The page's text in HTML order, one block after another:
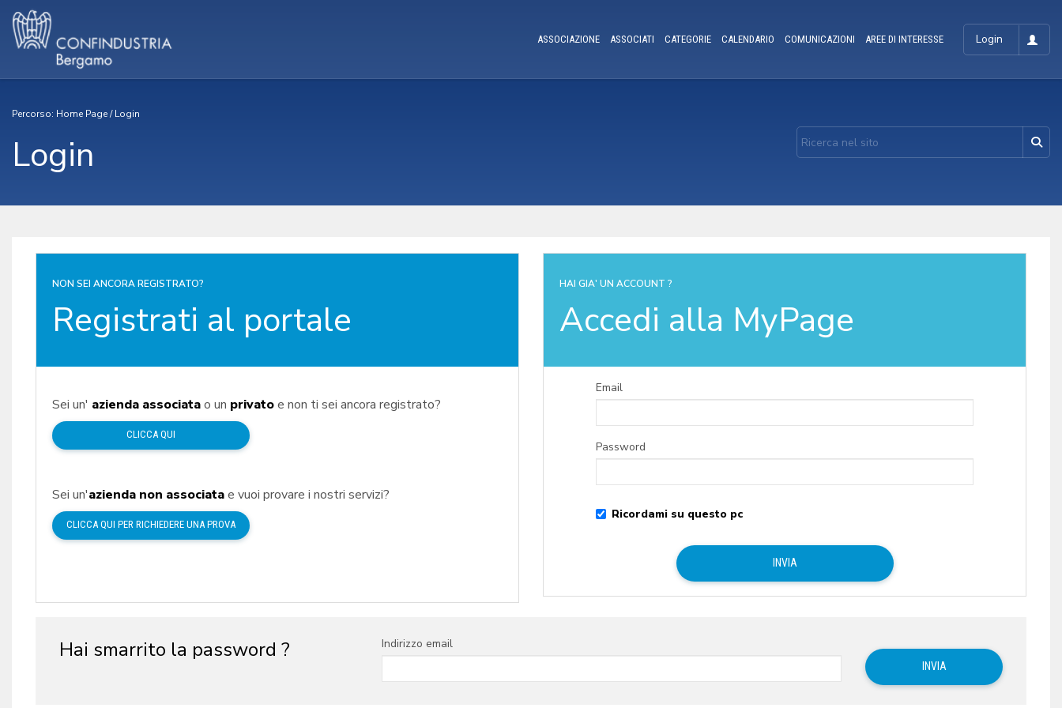
Login
ASSOCIAZIONE ASSOCIATI CATEGORIE CALENDARIO COMUNICAZIONI AREE DI INTERESSE
Percorso: Home Page/Login
Login
NON SEI ANCORA REGISTRATO?
Registrati al portale
Sei un' azienda associatao un privatoe non ti sei ancora registrato?
CLICCA QUI
Sei un'azienda non associatae vuoi provare i nostri servizi?
CLICCA QUI PER RICHIEDERE UNA PROVA
HAI GIA' UN ACCOUNT ?
Accedi alla MyPage
Email
Password
Ricordami su questo pc
Hai smarrito la password ? Indirizzo email